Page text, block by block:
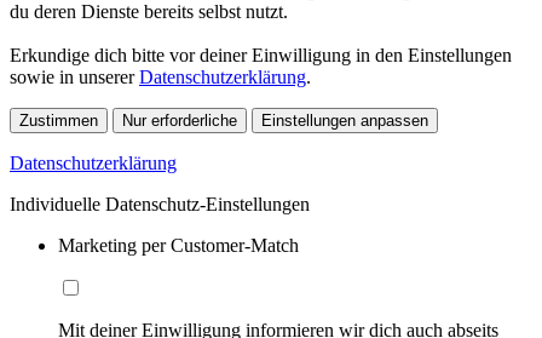
du deren Dienste bereits selbst nutzt.
Erkundige dich bitte vor deiner Einwilligung in den Einstellungen
sowie in unsererDatenschutzerklärung.
Zustimmen Nur erforderliche Einstellungen anpassen
Datenschutzerklärung
Individuelle Datenschutz-Einstellungen
Marketing per Customer-Match
Mit deiner Einwilligung informieren wir dich auch abseits